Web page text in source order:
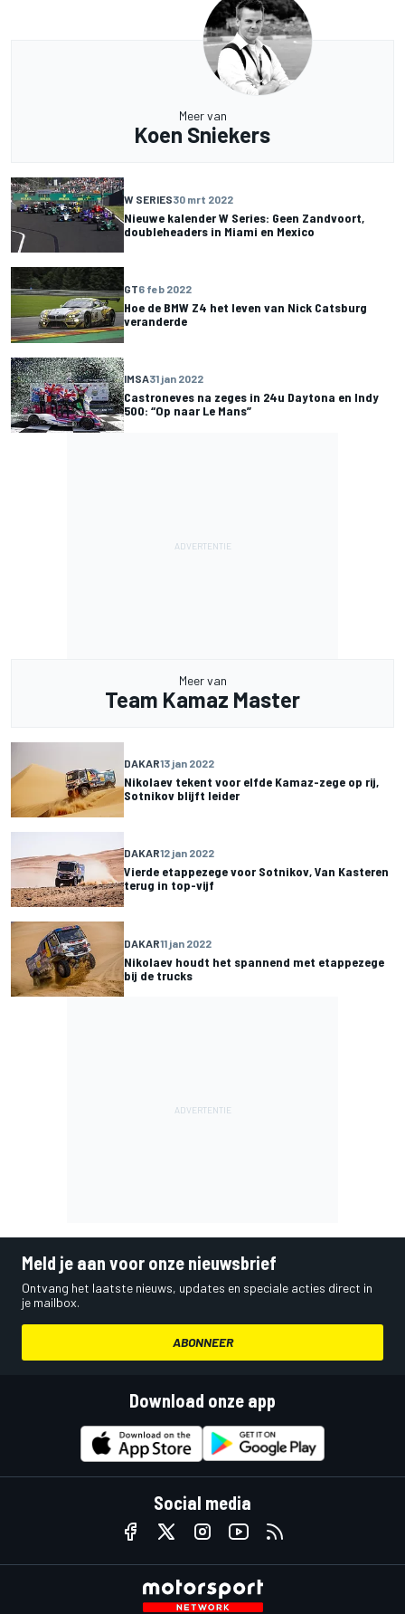
Meer van
Koen Sniekers
W SERIES30 mrt 2022
Nieuwe kalender W Series: Geen Zandvoort,
doubleheaders in Miami en Mexico
GT6 feb 2022
Hoe de BMW Z4 het leven van Nick Catsburg
veranderde
IMSA31 jan 2022
Castroneves na zeges in 24u Daytona en Indy
500: “Op naar Le Mans”
Meer van
Team Kamaz Master
DAKAR13 jan 2022
Nikolaev tekent voor elfde Kamaz-zege op rij,
Sotnikov blijft leider
DAKAR12 jan 2022
Vierde etappezege voor Sotnikov, Van Kasteren
terug in top-vijf
DAKAR11 jan 2022
Nikolaev houdt het spannend met etappezege
bij de trucks
Meld je aan voor onze nieuwsbrief
Ontvang het laatste nieuws, updates en speciale acties direct in
je mailbox.
ABONNEER
Download onze app
Social media